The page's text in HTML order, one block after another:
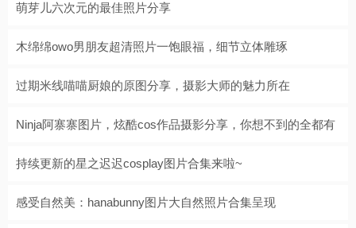
萌芽儿六次元的最佳照片分享
木绵绵owo男朋友超清照片一饱眼福，细节立体雕琢
过期米线喵喵厨娘的原图分享，摄影大师的魅力所在
Ninja阿寨寨图片，炫酷cos作品摄影分享，你想不到的全都有
持续更新的星之迟迟cosplay图片合集来啦~
感受自然美：hanabunny图片大自然照片合集呈现